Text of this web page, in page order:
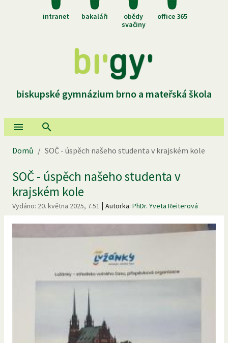
intranet bakaláři
obědy
svačiny
office 365
biskupské gymnázium brno a mateřská škola
Domů / SOČ - úspěch našeho studenta v krajském kole
SOČ - úspěch našeho studenta v
krajském kole
Vydáno: 20. května 2025, 7.51 | Autorka: PhDr. Yveta Reiterová